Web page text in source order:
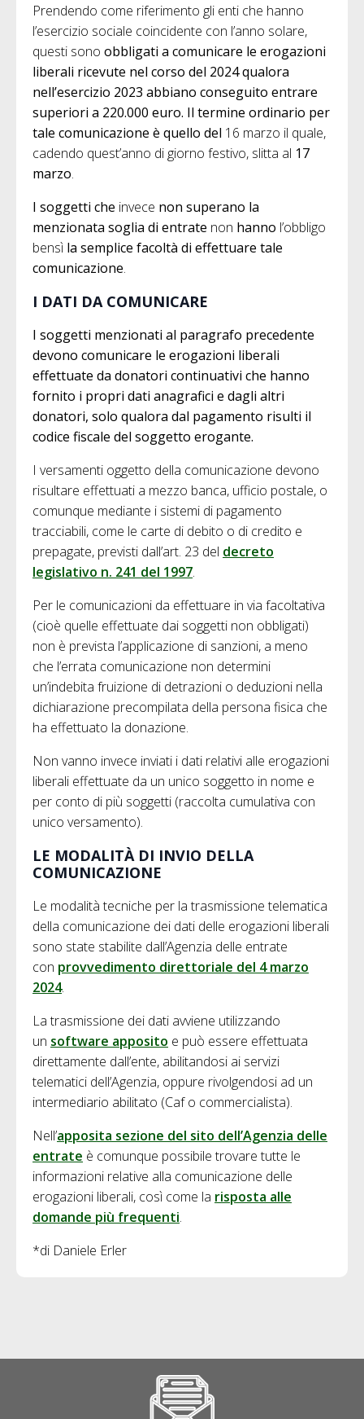
Prendendo come riferimento gli enti che hanno
l’esercizio sociale coincidente con l’anno solare,
questi sono obbligati a comunicare le erogazioni
liberali ricevute nel corso del 2024 qualora
nell’esercizio 2023 abbiano conseguito entrare
superiori a 220.000 euro. Il termine ordinario per
tale comunicazione è quello del 16 marzo il quale,
cadendo quest’anno di giorno festivo, slitta al 17
marzo.
I soggetti che invece non superano la
menzionata soglia di entrate non hanno l’obbligo
bensì la semplice facoltà di effettuare tale
comunicazione.
I DATI DA COMUNICARE
I soggetti menzionati al paragrafo precedente
devono comunicare le erogazioni liberali
effettuate da donatori continuativi che hanno
fornito i propri dati anagrafici e dagli altri
donatori, solo qualora dal pagamento risulti il
codice fiscale del soggetto erogante.
I versamenti oggetto della comunicazione devono
risultare effettuati a mezzo banca, ufficio postale, o
comunque mediante i sistemi di pagamento
tracciabili, come le carte di debito o di credito e
prepagate, previsti dall’art. 23 del decreto
legislativo n. 241 del 1997.
Per le comunicazioni da effettuare in via facoltativa
(cioè quelle effettuate dai soggetti non obbligati)
non è prevista l’applicazione di sanzioni, a meno
che l’errata comunicazione non determini
un’indebita fruizione di detrazioni o deduzioni nella
dichiarazione precompilata della persona fisica che
ha effettuato la donazione.
Non vanno invece inviati i dati relativi alle erogazioni
liberali effettuate da un unico soggetto in nome e
per conto di più soggetti (raccolta cumulativa con
unico versamento).
LE MODALITÀ DI INVIO DELLA
COMUNICAZIONE
Le modalità tecniche per la trasmissione telematica
della comunicazione dei dati delle erogazioni liberali
sono state stabilite dall’Agenzia delle entrate
con provvedimento direttoriale del 4 marzo
2024.
La trasmissione dei dati avviene utilizzando
un software apposito e può essere effettuata
direttamente dall’ente, abilitandosi ai servizi
telematici dell’Agenzia, oppure rivolgendosi ad un
intermediario abilitato (Caf o commercialista).
Nell’apposita sezione del sito dell’Agenzia delle
entrate è comunque possibile trovare tutte le
informazioni relative alla comunicazione delle
erogazioni liberali, così come la risposta alle
domande più frequenti.
*di Daniele Erler